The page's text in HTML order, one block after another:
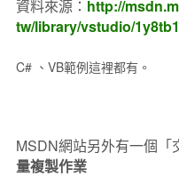
資料來源： http://
tw/library/vstudio/
C# 、VB範例這裡都有。
MSDN網站另外有一個「
量複製作業